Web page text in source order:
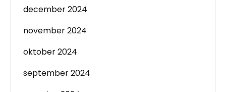
december 2024
november 2024
oktober 2024
september 2024